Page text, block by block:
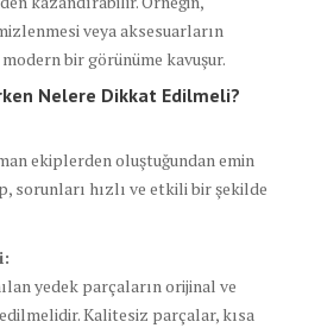
veya aksesuarların
bir görünüme kavuşur.
Nelere Dikkat Edilmeli?
ekiplerden oluştuğundan emin
sorunları hızlı ve etkili bir şekilde
yedek parçaların orijinal ve
Kalitesiz parçalar, kısa